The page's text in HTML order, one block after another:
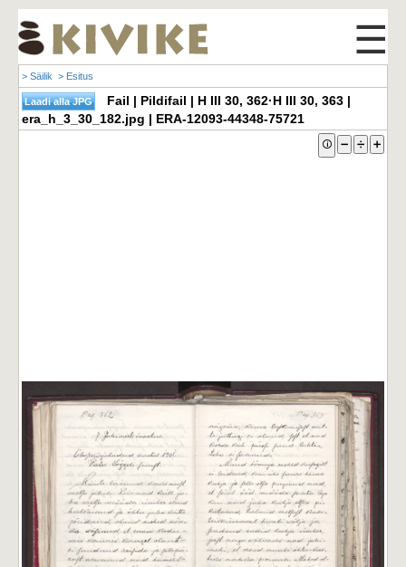
☰
> Säilik > Esitus
Fail | Pildifail | H III 30, 362·H III 30, 363 |
era_h_3_30_182.jpg | ERA-12093-44348-75721